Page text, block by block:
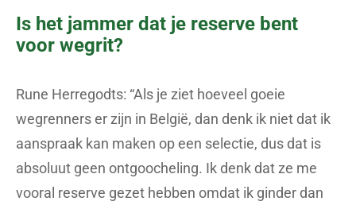
Is het jammer dat je reserve bent
voor wegrit?
Rune Herregodts: “Als je ziet hoeveel goeie
wegrenners er zijn in België, dan denk ik niet dat ik
aanspraak kan maken op een selectie, dus dat is
absoluut geen ontgoocheling. Ik denk dat ze me
vooral reserve gezet hebben omdat ik ginder dan